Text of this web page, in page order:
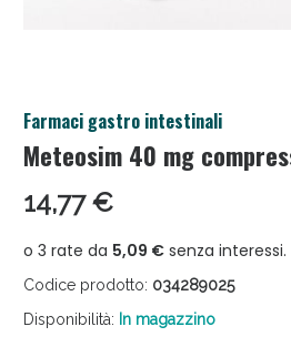
Farmaci gastro intestinali
Meteosim 40 mg
14,77 €
Codice prodotto: 034289025
Disponibilità: In magazzino
Anticellulite e Fanghi: